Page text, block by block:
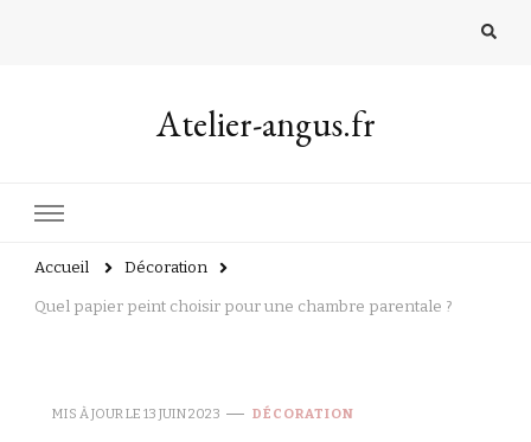
Atelier-angus.fr
Accueil Décoration
Quel papier peint choisir pour une chambre parentale ?
MIS À JOUR LE 13 JUIN 2023 DÉCORATION